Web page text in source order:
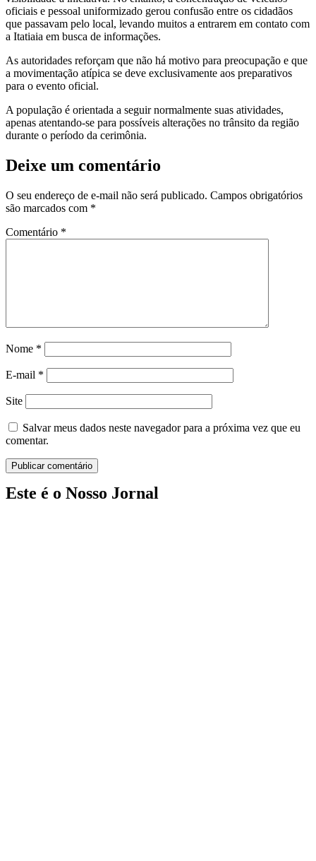
oficiais e pessoal uniformizado gerou confusão entre os cidadãos
que passavam pelo local, levando muitos a entrarem em contato com
a Itatiaia em busca de informações.
As autoridades reforçam que não há motivo para preocupação e que
a movimentação atípica se deve exclusivamente aos preparativos
para o evento oficial.
A população é orientada a seguir normalmente suas atividades,
apenas atentando-se para possíveis alterações no trânsito da região
durante o período da cerimônia.
Deixe um comentário
O seu endereço de e-mail não será publicado. Campos obrigatórios
são marcados com *
Comentário *
Nome *
E-mail *
Site
Salvar meus dados neste navegador para a próxima vez que eu
comentar.
Este é o Nosso Jornal